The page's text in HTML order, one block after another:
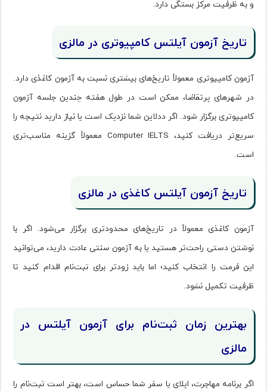
و به ظرفیت مرکز بستگی دارد.
تاریخ آزمون آیلتس کامپیوتری در مالزی
آزمون کامپیوتری معمولاً تاریخ‌های بیشتری نسبت به آزمون کاغذی دارد.
در شهرهای پرتقاضا، ممکن است در طول هفته چندین جلسه آزمون
کامپیوتری برگزار شود. اگر ددلاین شما نزدیک است یا نیاز دارید نتیجه را
سریع‌تر دریافت کنید، Computer IELTS معمولاً گزینه مناسب‌تری
است.
تاریخ آزمون آیلتس کاغذی در مالزی
آزمون کاغذی معمولاً در تاریخ‌های محدودتری برگزار می‌شود. اگر با
نوشتن دستی راحت‌تر هستید یا به آزمون سنتی عادت دارید، می‌توانید
این فرمت را انتخاب کنید؛ اما باید زودتر برای ثبت‌نام اقدام کنید تا
ظرفیت تکمیل نشود.
بهترین زمان ثبت‌نام برای آزمون آیلتس در
مالزی
اگر برنامه مهاجرت، اپلای یا سفر شما حساس است، بهتر است ثبت‌نام را